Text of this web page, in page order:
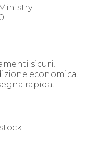
sicuri!
economica!
rapida!